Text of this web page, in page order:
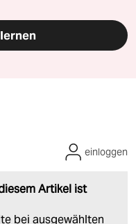
Artikel ist
bei ausgewählten
einloggen